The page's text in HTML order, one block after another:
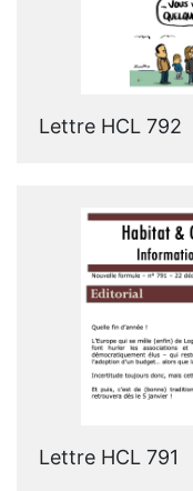
Lettre HCL 792
Lettre HCL 791